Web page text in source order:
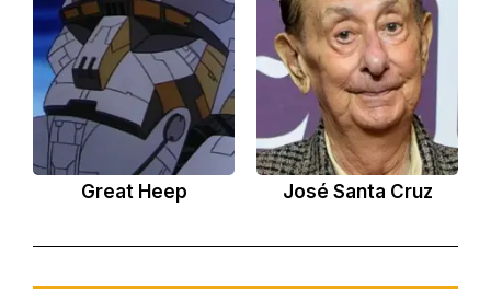
Great Heep José Santa Cruz